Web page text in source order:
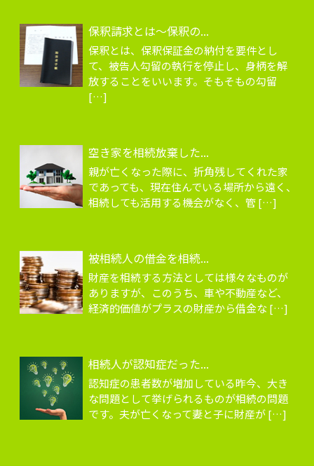
保釈請求とは～保釈の...
保釈とは、保釈保証金の納付を要件とし
て、被告人勾留の執行を停止し、身柄を解
放することをいいます。そもそもの勾留
[…]
空き家を相続放棄した...
親が亡くなった際に、折角残してくれた家
であっても、現在住んでいる場所から遠く、
相続しても活用する機会がなく、管 […]
被相続人の借金を相続...
財産を相続する方法としては様々なものが
ありますが、このうち、車や不動産など、
経済的価値がプラスの財産から借金な […]
相続人が認知症だった...
認知症の患者数が増加している昨今、大き
な問題として挙げられるものが相続の問題
です。夫が亡くなって妻と子に財産が […]